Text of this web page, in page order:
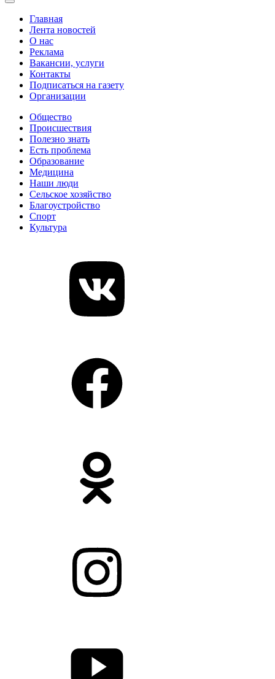
Главная
Лента новостей
О нас
Реклама
Вакансии, услуги
Контакты
Подписаться на газету
Организации
Общество
Происшествия
Полезно знать
Есть проблема
Образование
Медицина
Наши люди
Сельское хозяйство
Благоустройство
Спорт
Культура